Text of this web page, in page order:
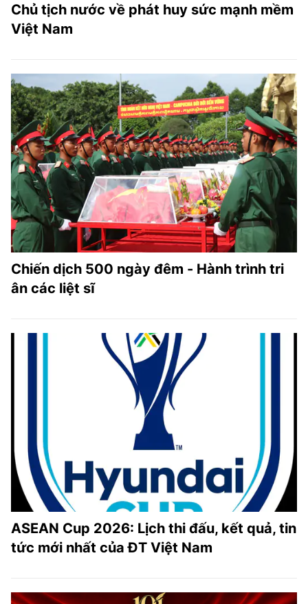
Chủ tịch nước về phát huy sức mạnh mềm
Việt Nam
Chiến dịch 500 ngày đêm - Hành trình tri
ân các liệt sĩ
ASEAN Cup 2026: Lịch thi đấu, kết quả, tin
tức mới nhất của ĐT Việt Nam